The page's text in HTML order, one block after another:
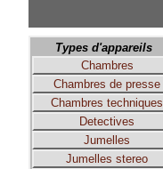
Types d'appareils
Chambres
Chambres de presse
Chambres techniques
Detectives
Jumelles
Jumelles stereo